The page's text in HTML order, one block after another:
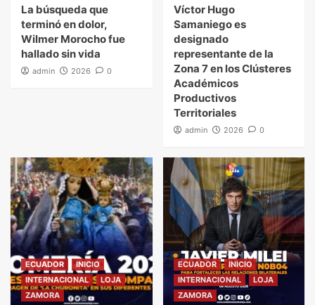
La búsqueda que
terminó en dolor,
Wilmer Morocho fue
hallado sin vida
admin 2026 0
Víctor Hugo
Samaniego es
designado
representante de la
Zona 7 en los Clústeres
Académicos
Productivos
Territoriales
admin 2026 0
ECUADOR
INICIO
INTERNACIONAL
LOJA
ZAMORA
ECUADOR
INICIO
INTERNACIONAL
LOJA
ZAMORA